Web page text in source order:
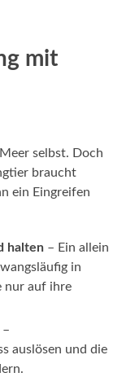
mit
selbst. Doch
braucht
ein Eingreifen
halten – Ein allein
in
nur auf ihre
–
auslösen und die